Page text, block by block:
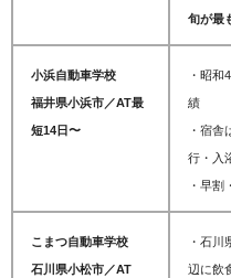
旬が最
小浜自動車学校
福井県小浜市／AT最
短14日〜
・昭和
績
・宿舎
行・入
・ 早割
こまつ自動車学校
石川県小松市／AT
・石川
辺に飲